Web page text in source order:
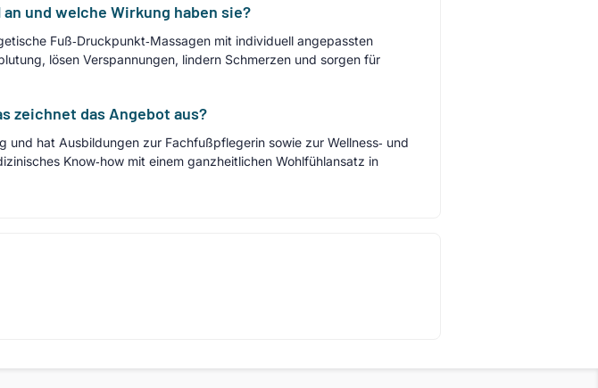
und welche Wirkung haben sie?
Fuß‑Druckpunkt‑Massagen mit individuell angepassten
lösen Verspannungen, lindern Schmerzen und sorgen für
zeichnet das Angebot aus?
hat Ausbildungen zur Fachfußpflegerin sowie zur Wellness‑ und
Know‑how mit einem ganzheitlichen Wohlfühlansatz in